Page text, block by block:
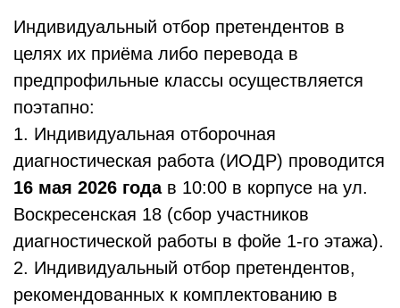
Индивидуальный отбор претендентов в
целях их приёма либо перевода в
предпрофильные классы осуществляется
поэтапно:
1. Индивидуальная отборочная
диагностическая работа (ИОДР) проводится
16 мая 2026 годав 10:00 в корпусе на ул.
Воскресенская 18 (сбор участников
диагностической работы в фойе 1-го этажа).
2. Индивидуальный отбор претендентов,
рекомендованных к комплектованию в